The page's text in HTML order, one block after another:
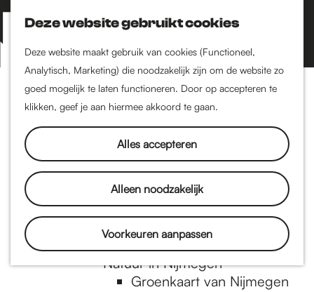
Deze website gebruikt cookies
Deze website maakt gebruik van cookies (Functioneel,
Analytisch, Marketing) die noodzakelijk zijn om de website zo
goed mogelijk te laten functioneren. Door op accepteren te
klikken, geef je aan hiermee akkoord te gaan.
Alles accepteren
Alleen noodzakelijk
Voorkeuren aanpassen
Z
o
e
k
e
K
a
a
r
t
M
e
n
Nijmegen-Nieuw-West
Dukenburg
Lindenholt
Historie
De oudste stad van
Nederland
Historische tijdlijn
Romeinse Limes
Vrede van Nijmegen
Penning
Natuur in Nijmegen
Groenkaart van Nijmegen